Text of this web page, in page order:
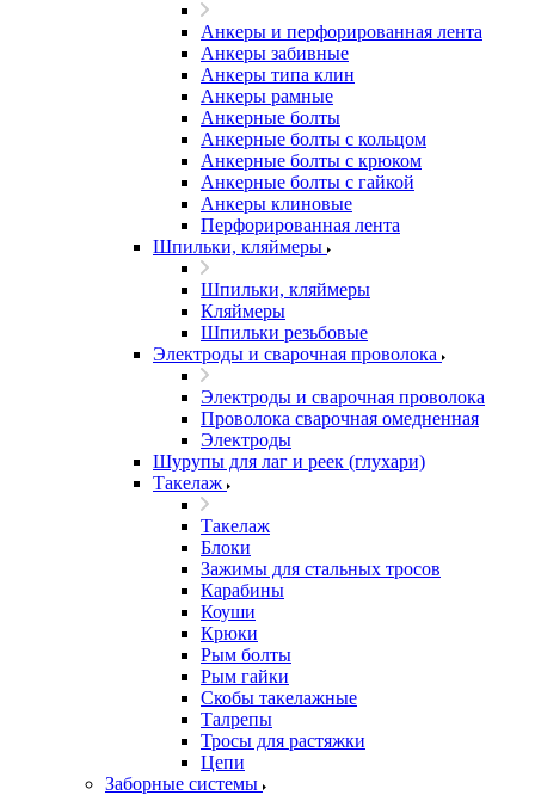
Анкеры и перфорированная лента
Анкеры забивные
Анкеры типа клин
Анкеры рамные
Анкерные болты
Анкерные болты с кольцом
Анкерные болты с крюком
Анкерные болты с гайкой
Анкеры клиновые
Перфорированная лента
Шпильки, кляймеры
Шпильки, кляймеры
Кляймеры
Шпильки резьбовые
Электроды и сварочная проволока
Электроды и сварочная проволока
Проволока сварочная омедненная
Электроды
Шурупы для лаг и реек (глухари)
Такелаж
Такелаж
Блоки
Зажимы для стальных тросов
Карабины
Коуши
Крюки
Рым болты
Рым гайки
Скобы такелажные
Талрепы
Тросы для растяжки
Цепи
Заборные системы